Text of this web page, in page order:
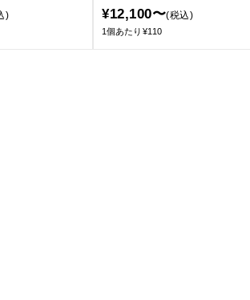
) ¥12,100〜(税込)
1個あたり¥110